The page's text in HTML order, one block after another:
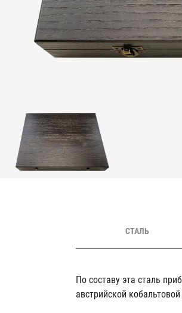
СТАЛЬ
По составу эта сталь
австрийской